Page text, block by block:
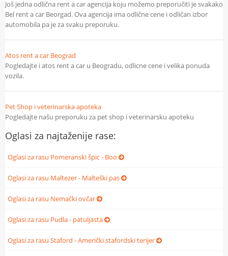
Još jedna odlična rent a car agencija koju možemo preporučiti je svakako
Bel rent a car Beorgad. Ova agencija ima odlične cene i odličan izbor
automobila pa je za svaku preporuku.
Atos rent a car Beograd
Pogledajte i atos rent a car u Beogradu, odlicne cene i velika ponuda
vozila.
Pet Shop i veterinarska apoteka
Pogledajte našu preporuku za pet shop i veterinarsku apoteku
Oglasi za najtaženije rase:
Oglasi za rasu Pomeranski špic - Boo
Oglasi za rasu Maltezer - Malteški pas
Oglasi za rasu Nemački ovčar
Oglasi za rasu Pudla - patuljasta
Oglasi za rasu Staford - Američki stafordski terijer